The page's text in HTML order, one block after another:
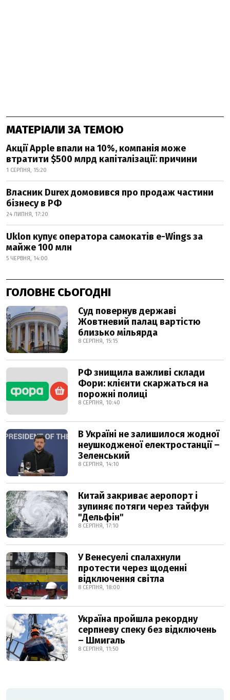
МАТЕРІАЛИ ЗА ТЕМОЮ
Акції Apple впали на 10%, компанія може
втратити $500 млрд капіталізації: причини
1 СЕРПНЯ, 15:20
Власник Durex домовився про продаж частини
бізнесу в РФ
24 ЛИПНЯ, 17:20
Uklon купує оператора самокатів e-Wings за
майже 100 млн
5 ЧЕРВНЯ, 14:00
ГОЛОВНЕ СЬОГОДНІ
Суд повернув державі
Жовтневий палац вартістю
близько мільярда
8 СЕРПНЯ, 15:15
РФ знищила важливі склади
Фори: клієнти скаржаться на
порожні полиці
8 СЕРПНЯ, 10:40
В Україні не залишилося жодної
неушкодженої електростанції –
Зеленський
8 СЕРПНЯ, 14:10
Китай закриває аеропорт і
зупиняє потяги через тайфун
"Дельфін"
8 СЕРПНЯ, 17:10
У Венесуелі спалахнули
протести через щоденні
відключення світла
8 СЕРПНЯ, 18:00
Україна пройшла рекордну
серпневу спеку без відключень
– Шмигаль
8 СЕРПНЯ, 11:50